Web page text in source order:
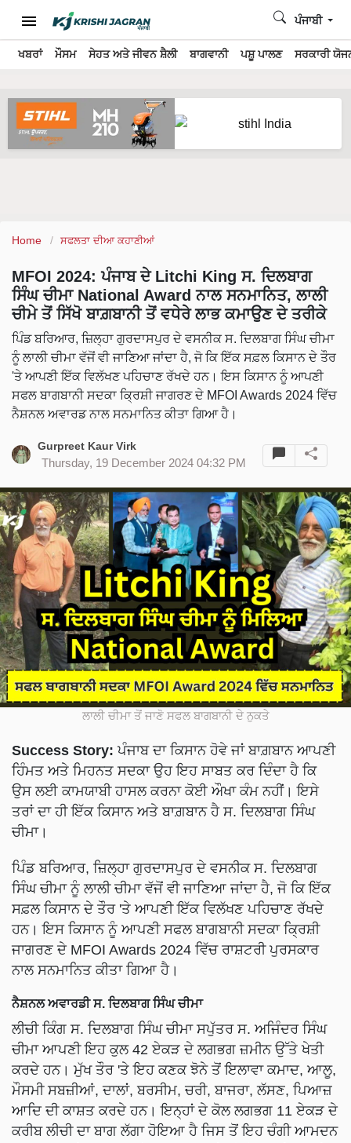
ਖਬਰਾਂ ਮੌਸਮ ਸੇਹਤ ਅਤੇ ਜੀਵਨ ਸ਼ੈਲੀ ਬਾਗਵਾਨੀ ਪਸ਼ੂ ਪਾਲਣ ਸਰਕਾਰੀ
ਪੰਜਾਬੀ
Home ਸਫਲਤਾ ਦੀਆ ਕਹਾਣੀਆਂ
MFOI 2024: ਪੰਜਾਬ ਦੇ Litchi King ਸ. ਦਿਲਬਾਗ
ਸਿੰਘ ਚੀਮਾ National Award ਨਾਲ ਸਨਮਾਨਿਤ, ਲਾਲੀ
ਚੀਮੇ ਤੋਂ ਸਿੱਖੋ ਬਾਗ਼ਬਾਨੀ ਤੋਂ ਵਧੇਰੇ ਲਾਭ ਕਮਾਉਣ ਦੇ ਤਰੀਕੇ
ਪਿੰਡ ਬਰਿਆਰ, ਜ਼ਿਲ੍ਹਾ ਗੁਰਦਾਸਪੁਰ ਦੇ ਵਸਨੀਕ ਸ. ਦਿਲਬਾਗ ਸਿੰਘ ਚੀਮਾ
ਨੂੰ ਲਾਲੀ ਚੀਮਾ ਵੱਜੋਂ ਵੀ ਜਾਣਿਆ ਜਾਂਦਾ ਹੈ, ਜੋ ਕਿ ਇੱਕ ਸਫ਼ਲ ਕਿਸਾਨ ਦੇ ਤੌਰ
'ਤੇ ਆਪਣੀ ਇੱਕ ਵਿਲੱਖਣ ਪਹਿਚਾਣ ਰੱਖਦੇ ਹਨ। ਇਸ ਕਿਸਾਨ ਨੂੰ ਆਪਣੀ
ਸਫਲ ਬਾਗਬਾਨੀ ਸਦਕਾ ਕ੍ਰਿਸ਼ੀ ਜਾਗਰਣ ਦੇ MFOI Awards 2024 ਵਿੱਚ
ਨੈਸ਼ਨਲ ਅਵਾਰਡ ਨਾਲ ਸਨਮਾਨਿਤ ਕੀਤਾ ਗਿਆ ਹੈ।
Gurpreet Kaur Virk
Thursday, 19 December 2024 04:32 PM
ਲਾਲੀ ਚੀਮਾ ਤੋਂ ਜਾਣੋ ਸਫਲ ਬਾਗਬਾਨੀ ਦੇ ਨੁਕਤੇ
Success Story: ਪੰਜਾਬ ਦਾ ਕਿਸਾਨ ਹੋਵੇ ਜਾਂ ਬਾਗ਼ਬਾਨ ਆਪਣੀ
ਹਿੰਮਤ ਅਤੇ ਮਿਹਨਤ ਸਦਕਾ ਉਹ ਇਹ ਸਾਬਤ ਕਰ ਦਿੰਦਾ ਹੈ ਕਿ
ਉਸ ਲਈ ਕਾਮਯਾਬੀ ਹਾਸਲ ਕਰਨਾ ਕੋਈ ਔਖਾ ਕੰਮ ਨਹੀਂ। ਇਸੇ
ਤਰਾਂ ਦਾ ਹੀ ਇੱਕ ਕਿਸਾਨ ਅਤੇ ਬਾਗ਼ਬਾਨ ਹੈ ਸ. ਦਿਲਬਾਗ ਸਿੰਘ
ਚੀਮਾ।
ਪਿੰਡ ਬਰਿਆਰ, ਜ਼ਿਲ੍ਹਾ ਗੁਰਦਾਸਪੁਰ ਦੇ ਵਸਨੀਕ ਸ. ਦਿਲਬਾਗ
ਸਿੰਘ ਚੀਮਾ ਨੂੰ ਲਾਲੀ ਚੀਮਾ ਵੱਜੋਂ ਵੀ ਜਾਣਿਆ ਜਾਂਦਾ ਹੈ, ਜੋ ਕਿ ਇੱਕ
ਸਫ਼ਲ ਕਿਸਾਨ ਦੇ ਤੌਰ 'ਤੇ ਆਪਣੀ ਇੱਕ ਵਿਲੱਖਣ ਪਹਿਚਾਣ ਰੱਖਦੇ
ਹਨ। ਇਸ ਕਿਸਾਨ ਨੂੰ ਆਪਣੀ ਸਫਲ ਬਾਗਬਾਨੀ ਸਦਕਾ ਕ੍ਰਿਸ਼ੀ
ਜਾਗਰਣ ਦੇ MFOI Awards 2024 ਵਿੱਚ ਰਾਸ਼ਟਰੀ ਪੁਰਸਕਾਰ
ਨਾਲ ਸਨਮਾਨਿਤ ਕੀਤਾ ਗਿਆ ਹੈ।
ਨੈਸ਼ਨਲ ਅਵਾਰਡੀ ਸ. ਦਿਲਬਾਗ ਸਿੰਘ ਚੀਮਾ
ਲੀਚੀ ਕਿੰਗ ਸ. ਦਿਲਬਾਗ ਸਿੰਘ ਚੀਮਾ ਸਪੁੱਤਰ ਸ. ਅਜਿੰਦਰ ਸਿੰਘ
ਚੀਮਾ ਆਪਣੀ ਇਹ ਕੁਲ 42 ਏਕੜ ਦੇ ਲਗਭਗ ਜ਼ਮੀਨ ਉੱਤੇ ਖੇਤੀ
ਕਰਦੇ ਹਨ। ਮੁੱਖ ਤੌਰ 'ਤੇ ਇਹ ਕਣਕ ਝੋਨੇ ਤੋਂ ਇਲਾਵਾ ਕਮਾਦ, ਆਲੂ,
ਮੌਸਮੀ ਸਬਜ਼ੀਆਂ, ਦਾਲਾਂ, ਬਰਸੀਮ, ਚਰੀ, ਬਾਜਰਾ, ਲੱਸਣ, ਪਿਆਜ਼
ਆਦਿ ਦੀ ਕਾਸ਼ਤ ਕਰਦੇ ਹਨ। ਇਨ੍ਹਾਂ ਦੇ ਕੋਲ ਲਗਭਗ 11 ਏਕੜ ਦੇ
ਕਰੀਬ ਲੀਚੀ ਦਾ ਬਾਗ ਲੱਗਾ ਹੋਇਆ ਹੈ ਜਿਸ ਤੋਂ ਇਹ ਚੰਗੀ ਆਮਦਨ